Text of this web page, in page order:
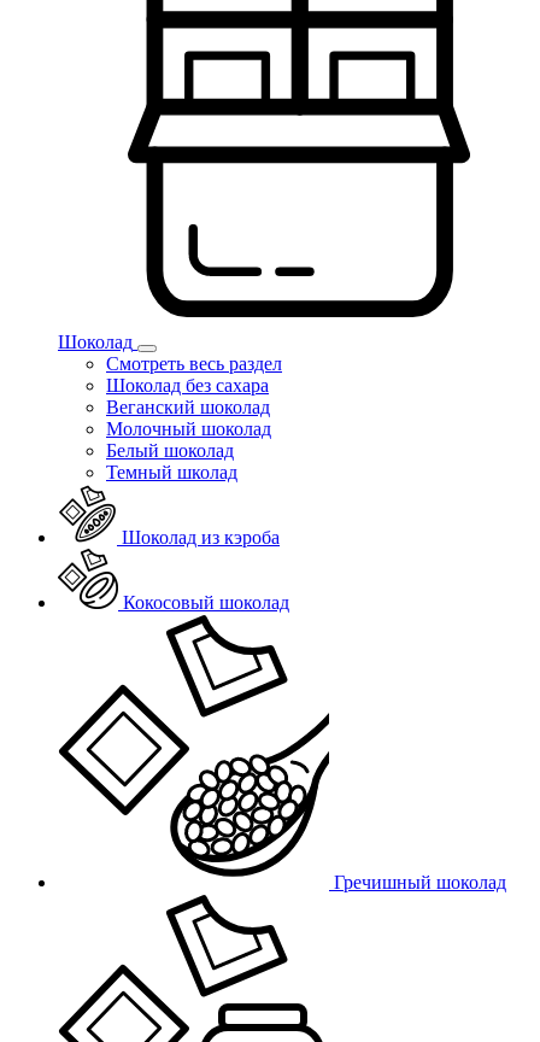
Шоколад
Смотреть весь раздел
Шоколад без сахара
Веганский шоколад
Молочный шоколад
Белый шоколад
Темный школад
Шоколад из кэроба
Кокосовый шоколад
Гречишный шоколад